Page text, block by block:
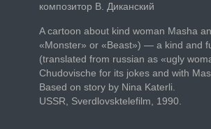
композитор В. Диканский
A cartoon about kind woman Masha
«Monster» or «Beast») — a kind and
(translated from russian as «ugly
Chudovische for its jokes and with
Based on story by Nina Katerli.
USSR, Sverdlovsktelefilm, 1990.